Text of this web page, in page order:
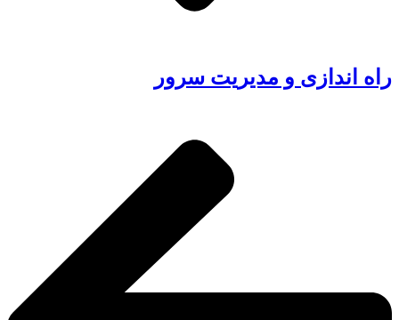
راه اندازی و مدیریت سرور